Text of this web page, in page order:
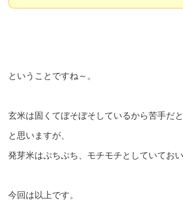
ということですね～。
玄米は固くてぼそぼそしているから苦手だ
と思いますが、
発芽米はぷちぷち、モチモチとしていてお
今回は以上です。